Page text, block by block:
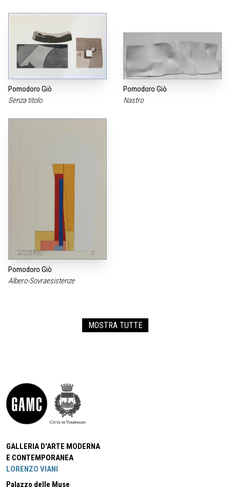
Pomodoro Giò
Senza titolo
Pomodoro Giò
Nastro
Pomodoro Giò
Albero-Sovraesistenze
MOSTRA TUTTE
GALLERIA D'ARTE MODERNA
E CONTEMPORANEA
LORENZO VIANI
Palazzo delle Muse